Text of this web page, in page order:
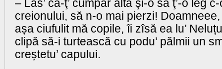
– Las’ că-ţ’ cumpăr alta şi-o să ţ’-o leg
creionului, să n-o mai pierzi!
așa ciufulit mă copile, îi zîsă ea lu’
clipă să-i turtească cu podu’ pălmii un
creștetu’ capului.